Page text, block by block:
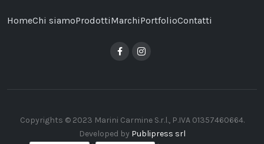
HomeChi siamoProdottiMarchiPortfolioContatti
Copyrights © 2023 Marini Carmine S.r.l., P.IVA 01357460664.
Developed by Publipress srl